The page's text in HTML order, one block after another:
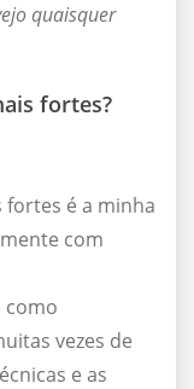
quaisquer
fortes?
é a minha
com
como
vezes de
e as